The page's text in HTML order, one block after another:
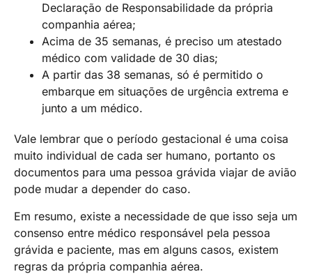
Declaração de Responsabilidade da própria
companhia aérea;
Acima de 35 semanas, é preciso um atestado
médico com validade de 30 dias;
A partir das 38 semanas, só é permitido o
embarque em situações de urgência extrema e
junto a um médico.
Vale lembrar que o período gestacional é uma coisa
muito individual de cada ser humano, portanto os
documentos para uma pessoa grávida viajar de avião
pode mudar a depender do caso.
Em resumo, existe a necessidade de que isso seja um
consenso entre médico responsável pela pessoa
grávida e paciente, mas em alguns casos, existem
regras da própria companhia aérea.